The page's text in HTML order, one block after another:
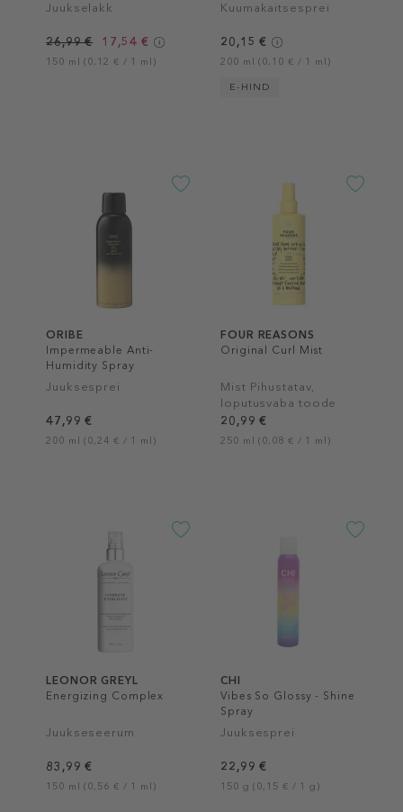
Juukselakk
26,99 € 17,54 €
150 ml (0,12 € / 1 ml)
Kuumakaitsesprei
20,15 €
200 ml (0,10 € / 1 ml)
E-HIND
ORIBE
Impermeable Anti-
Humidity Spray
Juuksesprei
47,99 €
200 ml (0,24 € / 1 ml)
FOUR REASONS
Original Curl Mist
Mist Pihustatav,
loputusvaba toode
lainelistele
20,99 €
250 ml (0,08 € / 1 ml)
LEONOR GREYL
Energizing Complex
Juukseseerum
83,99 €
150 ml (0,56 € / 1 ml)
CHI
Vibes So Glossy - Shine
Spray
Juuksesprei
22,99 €
150 g (0,15 € / 1 g)